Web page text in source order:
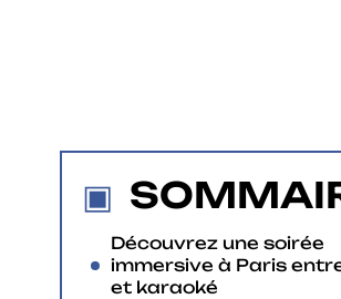
Découvrez une soirée
immersive à Paris
et karaoké